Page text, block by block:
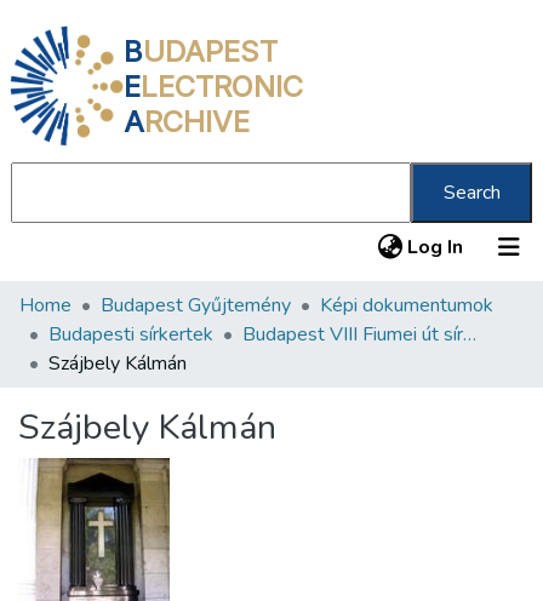
BUDAPEST
ELECTRONIC
ARCHIVE
Search
Log In (current)
Communities & Collections
All of DSpace
About us
Home Budapest Gyűjtemény
Képi dokumentumok
Budapesti sírkertek
Budapest VIII Fiumei út sírkert 3. rész
Szájbely Kálmán
Szájbely Kálmán